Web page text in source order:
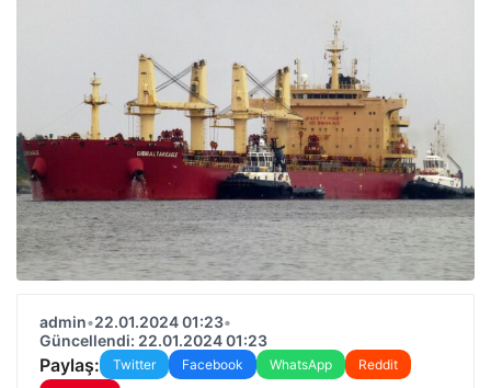
admin•22.01.2024 01:23•
Güncellendi: 22.01.2024 01:23
Paylaş: Twitter Facebook WhatsApp
Reddit